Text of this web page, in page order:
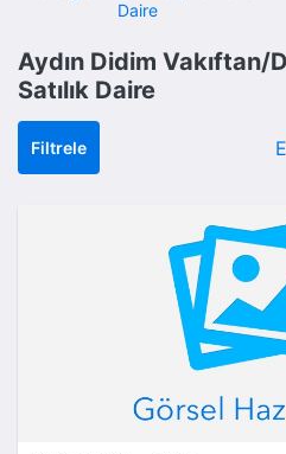
Daire
Aydın Didim Vakıftan/
Satılık Daire
Filtrele